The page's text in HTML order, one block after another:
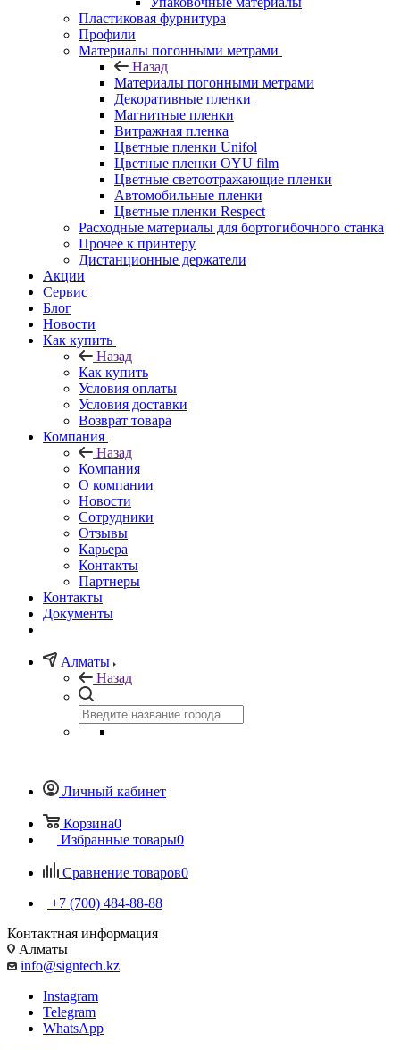
Пластиковая фурнитура
Профили
Материалы погонными метрами
Назад
Материалы погонными метрами
Декоративные пленки
Магнитные пленки
Витражная пленка
Цветные пленки Unifol
Цветные пленки OYU film
Цветные светоотражающие пленки
Автомобильные пленки
Цветные пленки Respect
Расходные материалы для бортогибочного станка
Прочее к принтеру
Дистанционные держатели
Акции
Сервис
Блог
Новости
Как купить
Назад
Как купить
Условия оплаты
Условия доставки
Возврат товара
Компания
Назад
Компания
О компании
Новости
Сотрудники
Отзывы
Карьера
Контакты
Партнеры
Контакты
Документы
Алматы
Назад
Личный кабинет
Корзина0
Избранные товары0
Сравнение товаров0
+7 (700) 484-88-88
Контактная информация
Алматы
info@signtech.kz
Instagram
Telegram
WhatsApp